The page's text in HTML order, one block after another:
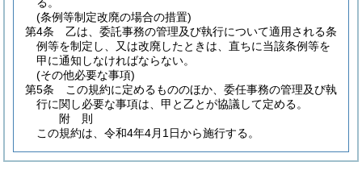
(条例等制定改廃の場合の措置)
第4条
乙は、委託事務の管理及び執行について適用される条
例等を制定し、又は改廃したときは、直ちに当該条例等を
甲に通知しなければならない。
(その他必要な事項)
第5条
この規約に定めるもののほか、委任事務の管理及び執
行に関し必要な事項は、甲と乙とが協議して定める。
附 則
この規約は、令和4年4月1日から施行する。